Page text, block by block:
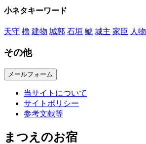
小ネタキーワード
天守 櫓 建物 城郭 石垣 鯱 城主 家臣 人物
その他
メールフォーム
当サイトについて
サイトポリシー
参考文献等
まつえのお宿